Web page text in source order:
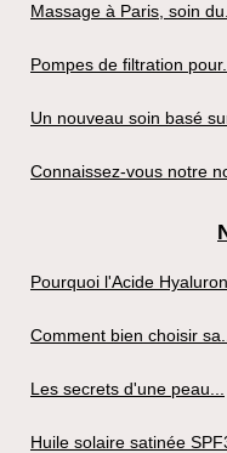
Massage à Paris, soin
Pompes de filtration pour...
Un nouveau soin basé
Connaissez-vous notre
Pourquoi l'Acide
Comment bien choisir sa...
Les secrets d'une peau...
Huile solaire satinée